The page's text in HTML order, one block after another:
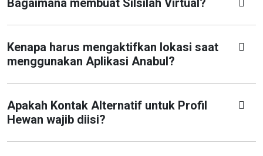
Bagaimana membuat Silsilah Virtual?
Kenapa harus mengaktifkan lokasi saat
menggunakan Aplikasi Anabul?
Apakah Kontak Alternatif untuk Profil
Hewan wajib diisi?